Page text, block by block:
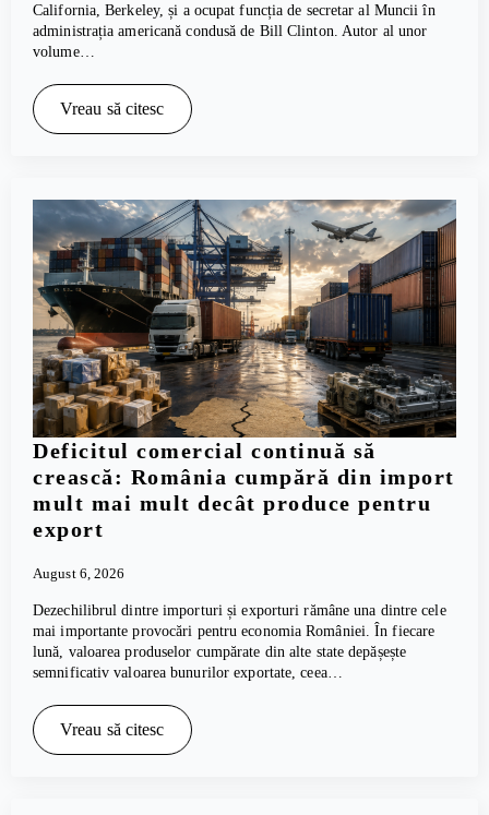
California, Berkeley, și a ocupat funcția de secretar al Muncii în
administrația americană condusă de Bill Clinton. Autor al unor
volume…
Vreau să citesc
Deficitul comercial continuă să
crească: România cumpără din import
mult mai mult decât produce pentru
export
August 6, 2026
Dezechilibrul dintre importuri și exporturi rămâne una dintre cele
mai importante provocări pentru economia României. În fiecare
lună, valoarea produselor cumpărate din alte state depășește
semnificativ valoarea bunurilor exportate, ceea…
Vreau să citesc